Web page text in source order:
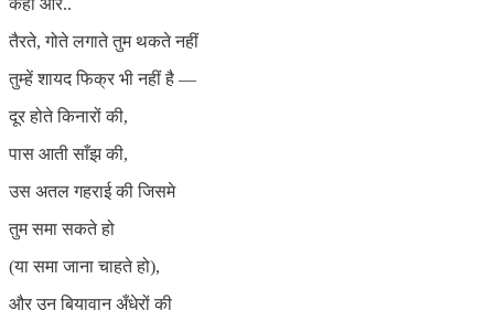
कहीं और..
तैरते, गोते लगाते तुम थकते नहीं
तुम्हें शायद फिक्र भी नहीं है —
दूर होते किनारों की,
पास आती साँझ की,
उस अतल गहराई की जिसमे
तुम समा सकते हो
(या समा जाना चाहते हो),
और उन बियावान अँधेरों की